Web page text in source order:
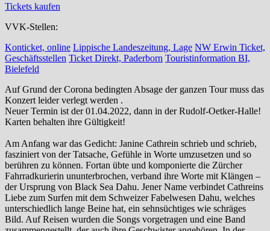
Tickets kaufen
VVK-Stellen:
Konticket, online Lippische Landeszeitung, Lage NW Erwin Ticket,
Geschäftsstellen Ticket Direkt, Paderborn Touristinformation BI,
Bielefeld
Auf Grund der Corona bedingten Absage der ganzen Tour muss das
Konzert leider verlegt werden .
Neuer Termin ist der 01.04.2022, dann in der Rudolf-Oetker-Halle!
Karten behalten ihre Gültigkeit!
Am Anfang war das Gedicht: Janine Cathrein schrieb und schrieb,
fasziniert von der Tatsache, Gefühle in Worte umzusetzen und so
berühren zu können. Fortan übte und komponierte die Zürcher
Fahrradkurierin ununterbrochen, verband ihre Worte mit Klängen –
der Ursprung von Black Sea Dahu. Jener Name verbindet Cathreins
Liebe zum Surfen mit dem Schweizer Fabelwesen Dahu, welches
unterschiedlich lange Beine hat, ein sehnsüchtiges wie schräges
Bild. Auf Reisen wurden die Songs vorgetragen und eine Band